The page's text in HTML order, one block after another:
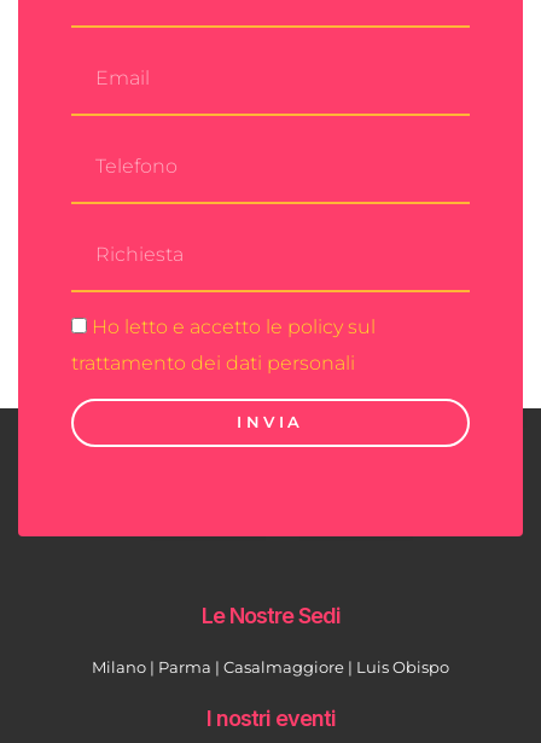
Ho letto e accetto le policy sul
trattamento dei dati personali
INVIA
Le Nostre Sedi
Milano | Parma | Casalmaggiore | Luis Obispo
I nostri eventi